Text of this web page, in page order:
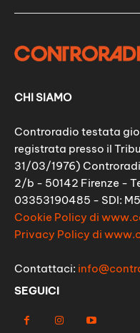
CHI SIAMO
Controradio testata
registrata presso il
31/03/1976)
2/b - 50142 Firenze -
03353190485 - SDI:
Cookie Policy di
Privacy Policy di
Contattaci:
SEGUICI